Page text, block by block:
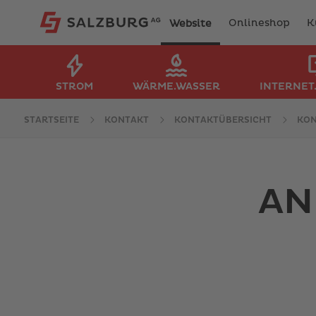
Website Onlineshop
STROM WÄRME.WASSER
STARTSEITE KONTAKT KONTAKTÜBERSICHT